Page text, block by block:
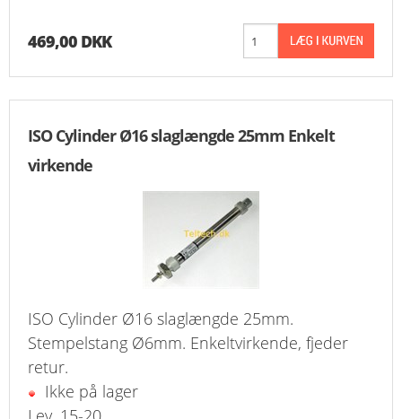
KURV
BESTIL
TILBUD
SØGNING
KUNDECENTER
469,00 DKK
ISO Cylinder Ø16 slaglængde 25mm Enkelt
virkende
ISO Cylinder Ø16 slaglængde 25mm.
Stempelstang Ø6mm. Enkeltvirkende, fjeder
retur.
Ikke på lager